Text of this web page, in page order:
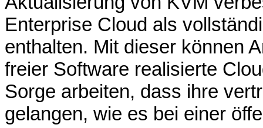
Enterprise Cloud als
enthalten. Mit dieser können
freier Software realisierte
Sorge arbeiten, dass ihre
gelangen, wie es bei einer